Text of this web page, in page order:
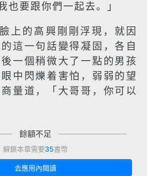
也要跟你們一起去。」
上的高興剛剛浮現，就因
這一句話變得凝固，各自
一個稍微大了一點的男孩
中閃爍着害怕，弱弱的望
量道，「大哥哥，你可以
餘額不足
解鎖本章需要35書幣
去應用內閱讀